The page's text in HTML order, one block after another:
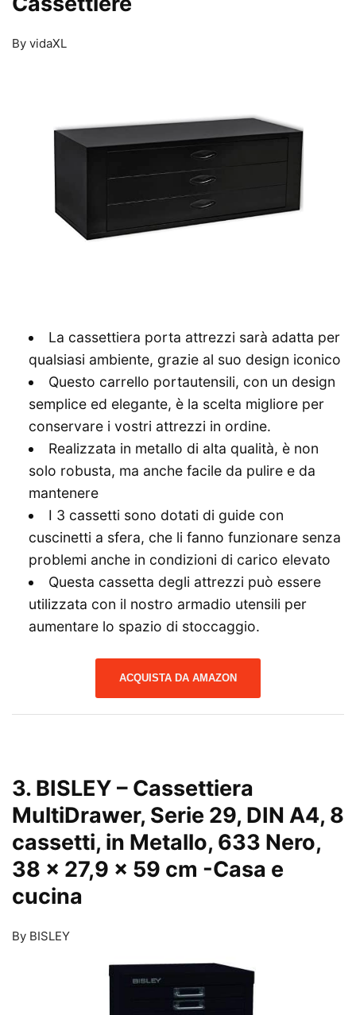
By vidaXL
La cassettiera porta attrezzi sarà adatta per
qualsiasi ambiente, grazie al suo design iconico
Questo carrello portautensili, con un design
semplice ed elegante, è la scelta migliore per
conservare i vostri attrezzi in ordine.
Realizzata in metallo di alta qualità, è non
solo robusta, ma anche facile da pulire e da
mantenere
I 3 cassetti sono dotati di guide con
cuscinetti a sfera, che li fanno funzionare senza
problemi anche in condizioni di carico elevato
Questa cassetta degli attrezzi può essere
utilizzata con il nostro armadio utensili per
aumentare lo spazio di stoccaggio.
ACQUISTA DA AMAZON
3. BISLEY – Cassettiera
MultiDrawer, Serie 29, DIN A4, 8
cassetti, in Metallo, 633 Nero,
38 x 27,9 x 59 cm -Casa e
cucina
By BISLEY